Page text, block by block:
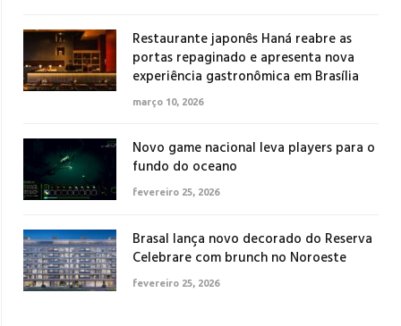
Restaurante japonês Haná reabre as
portas repaginado e apresenta nova
experiência gastronômica em Brasília
março 10, 2026
Novo game nacional leva players para o
fundo do oceano
fevereiro 25, 2026
Brasal lança novo decorado do Reserva
Celebrare com brunch no Noroeste
fevereiro 25, 2026